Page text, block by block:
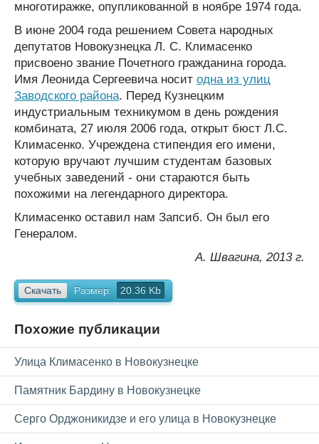
многотиражке, опупликованной в ноябре 1974 года.
В июне 2004 года решением Совета народных
депутатов Новокузнецка Л. С. Климасенко
присвоено звание Почетного гражданина города.
Имя Леонида Сергеевича носит одна из улиц
Заводского района. Перед Кузнецким
индустриальным техникумом в день рождения
комбината, 27 июля 2006 года, открыт бюст Л.С.
Климасенко. Учреждена стипендия его имени,
которую вручают лучшим студентам базовых
учебных заведений - они стараются быть
похожими на легендарного директора.
Климасенко оставил нам Запсиб. Он был его
Генералом.
А. Швагина, 2013 г.
Скачать Размер: 20.36 Kb
Похожие публикации
Улица Климасенко в Новокузнецке
Памятник Бардину в Новокузнецке
Серго Орджоникидзе и его улица в Новокузнецке